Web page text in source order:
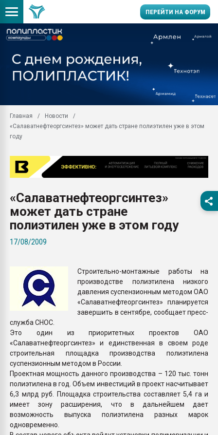
ПЕРЕЙТИ НА ФОРУМ
заводу пластмасс"
28.07.2026
первый план в
28.07.2026
ситуацией на
Всё, что касается
Главная
Новости
«Салаватнефтеоргсинтез» может дать стране полиэтилен уже в этом
году
«Салаватнефтеоргсинтез»
может дать стране
полиэтилен уже в этом году
17/08/2009
Строительно-монтажные работы на
производстве полиэтилена низкого
давления суспензионным методом ОАО
«Салаватнефтеоргсинтез» планируется
завершить в сентябре, сообщает пресс-
служба СНОС.
Это один из приоритетных проектов ОАО
«Салаватнефтеоргсинтез» и единственная в своем роде
строительная площадка производства полиэтилена
суспензионным методом в России.
Проектная мощность данного производства – 120 тыс. тонн
полиэтилена в год. Объем инвестиций в проект насчитывает
6,3 млрд руб. Площадка строительства составляет 5,4 га и
имеет зону расширения, что в дальнейшем дает
возможность выпуска полиэтилена разных марок
одновременно.